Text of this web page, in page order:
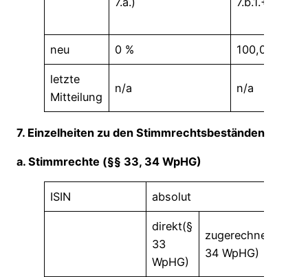
neu 0 % 100,00 %
letzte
Mitteilung
n/a n/a
7. Einzelheiten zu den Stimmrechtsbeständen
a. Stimmrechte (§§ 33, 34 WpHG)
ISIN absolut
direkt(§
33
WpHG)
zugerechnet(§
34 WpHG)